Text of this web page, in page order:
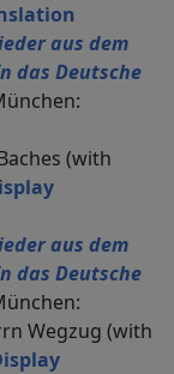
aus dem
das Deutsche
(with
aus dem
das Deutsche
Wegzug (with